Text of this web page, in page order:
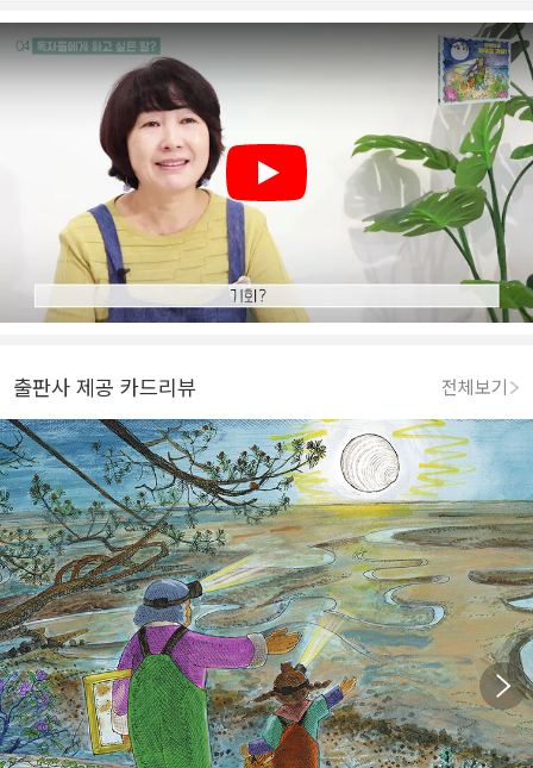
Play
출판사 제공 카드리뷰 전체보기